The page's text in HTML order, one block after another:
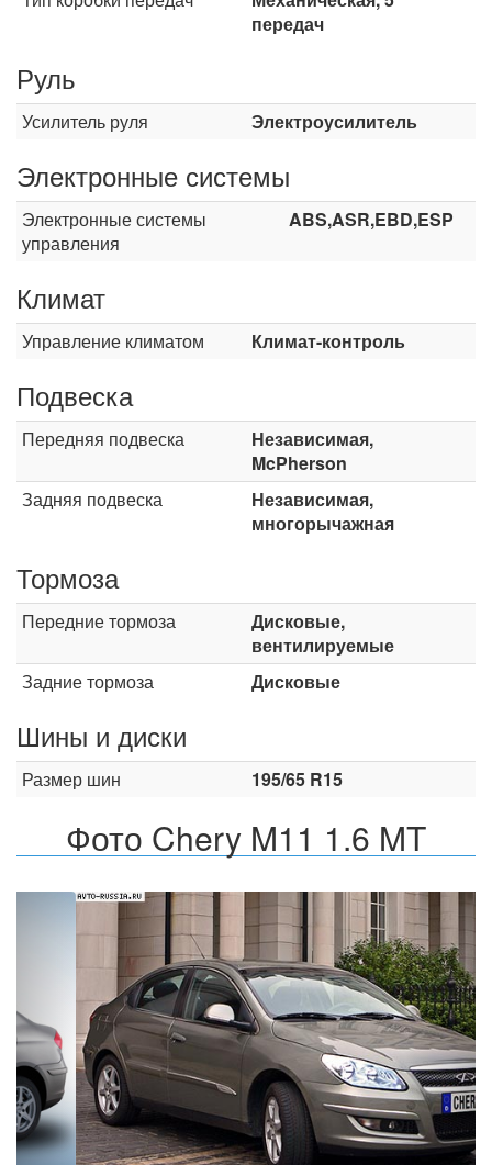
передач
Руль
Усилитель руля Электроусилитель
Электронные системы
Электронные системы
управления
ABS,ASR,EBD,ESP
Климат
Управление климатом Климат-контроль
Подвеска
Передняя подвеска
Независимая,
McPherson
Задняя подвеска
Независимая,
многорычажная
Тормоза
Передние тормоза
Дисковые,
вентилируемые
Задние тормоза
Дисковые
Шины и диски
Размер шин 195/65 R15
Фото Chery M11 1.6 MT
Назад